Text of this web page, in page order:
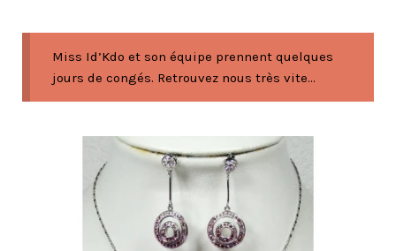
Miss Id’Kdo et son équipe prennent quelques
jours de congés. Retrouvez nous très vite...